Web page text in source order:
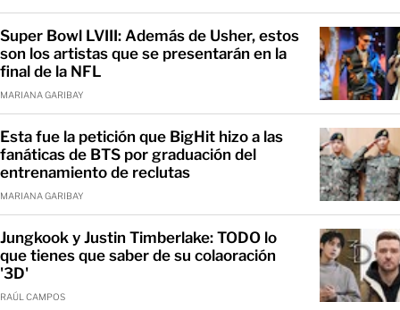
Super Bowl LVIII: Además de Usher, estos
son los artistas que se presentarán en la
final de la NFL
MARIANA GARIBAY
Esta fue la petición que BigHit hizo a las
fanáticas de BTS por graduación del
entrenamiento de reclutas
MARIANA GARIBAY
Jungkook y Justin Timberlake: TODO lo
que tienes que saber de su colaoración
'3D'
RAÚL CAMPOS